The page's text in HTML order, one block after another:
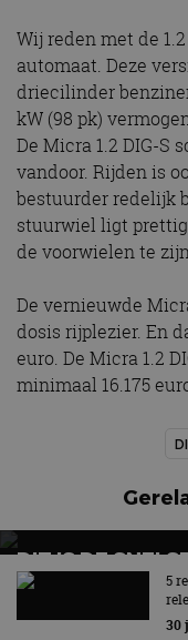
Wij reden met de
automaat. Deze
driecilinder
kW (98 pk)
De Micra 1.2 DIG-S
vandoor. Rijden is
bestuurder redelijk
stuurwiel ligt
de voorwielen te
De vernieuwde
dosis rijplezier. En
euro. De Micra 1.2
minimaal 16.175
DIT IS DE
RACEAUTO VAN
Nieuwe Formula E
5
30